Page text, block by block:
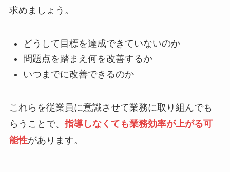
求めましょう。
どうして目標を達成できていないのか
問題点を踏まえ何を改善するか
いつまでに改善できるのか
これらを従業員に意識させて業務に取り組んでも
らうことで、 指導しなくても業務効率が上がる可
能性があります。